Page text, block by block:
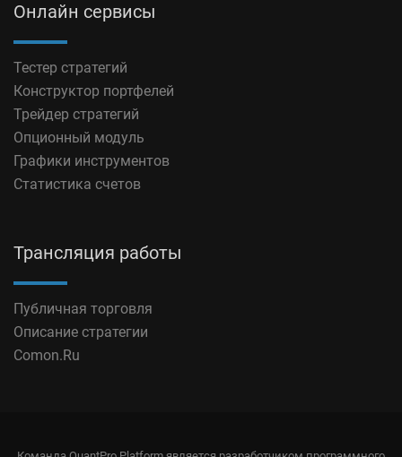
Онлайн сервисы
Тестер стратегий
Конструктор портфелей
Трейдер стратегий
Опционный модуль
Графики инструментов
Статистика счетов
Трансляция работы
Публичная торговля
Описание стратегии
Comon.Ru